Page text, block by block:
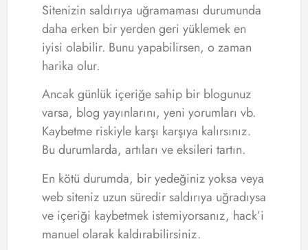
Sitenizin saldırıya uğramaması durumunda
daha erken bir yerden geri yüklemek en
iyisi olabilir. Bunu yapabilirsen, o zaman
harika olur.
Ancak günlük içeriğe sahip bir blogunuz
varsa, blog yayınlarını, yeni yorumları vb.
Kaybetme riskiyle karşı karşıya kalırsınız.
Bu durumlarda, artıları ve eksileri tartın.
En kötü durumda, bir yedeğiniz yoksa veya
web siteniz uzun süredir saldırıya uğradıysa
ve içeriği kaybetmek istemiyorsanız, hack’i
manuel olarak kaldırabilirsiniz.